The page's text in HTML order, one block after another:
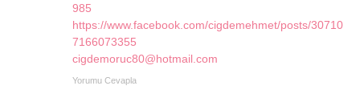
985
https://www.facebook.com/cigdemehmet/posts/30710
7166073355
cigdemoruc80@hotmail.com
Yorumu Cevapla